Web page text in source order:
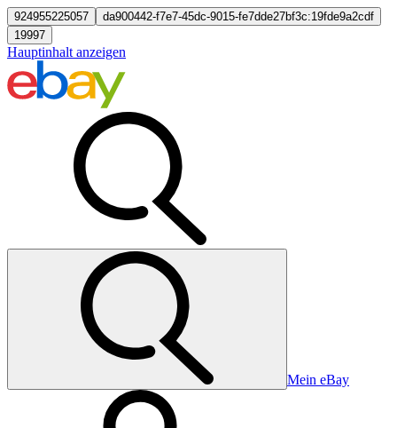
924955225057
da900442-f7e7-45dc-9015-fe7dde27bf3c:19fde9a2cdf
19997
Hauptinhalt anzeigen
Mein eBay